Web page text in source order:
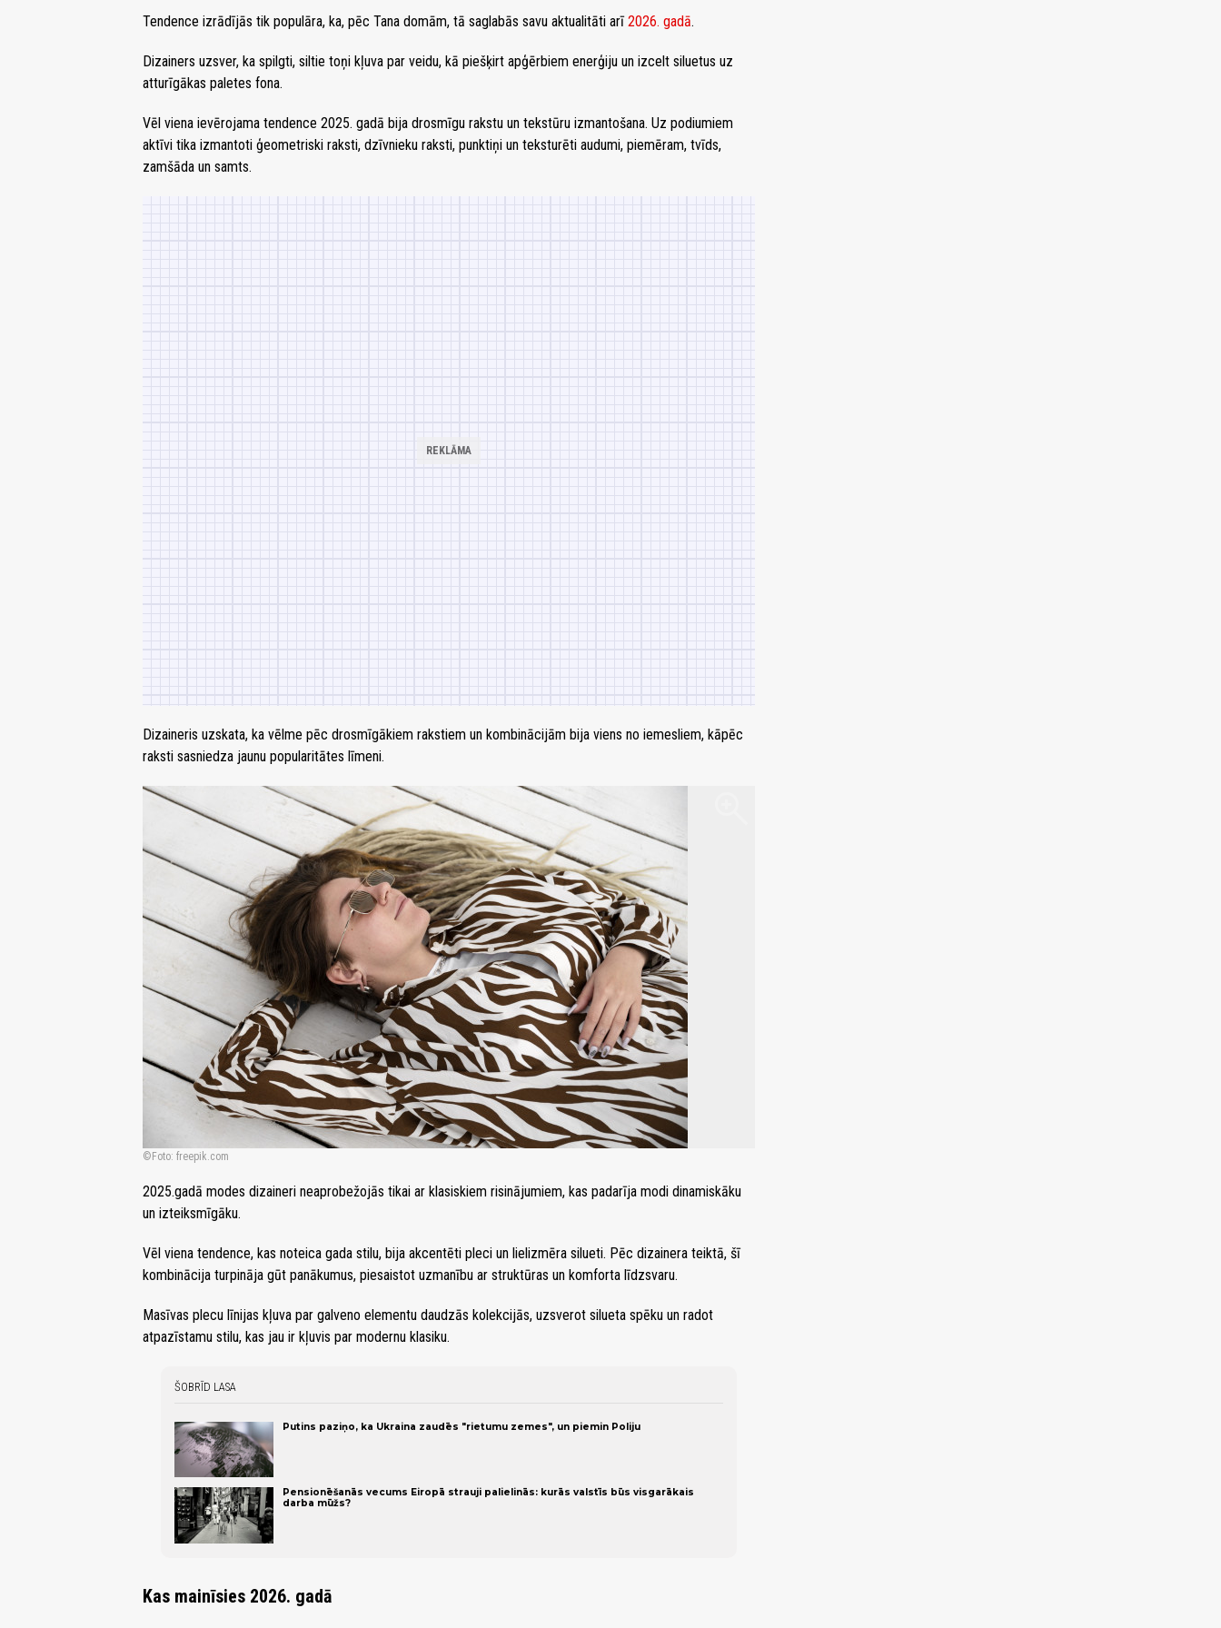
Tendence izrādījās tik populāra, ka, pēc Tana domām, tā saglabās savu aktualitāti arī2026. gadā.
Dizainers uzsver, ka spilgti, siltie toņi kļuva par veidu, kā piešķirt apģērbiem enerģiju un izcelt siluetus uz
atturīgākas paletes fona.
Vēl viena ievērojama tendence 2025. gadā bija drosmīgu rakstu un tekstūru izmantošana. Uz podiumiem
aktīvi tika izmantoti ģeometriski raksti, dzīvnieku raksti, punktiņi un teksturēti audumi, piemēram, tvīds,
zamšāda un samts.
Dizaineris uzskata, ka vēlme pēc drosmīgākiem rakstiem un kombinācijām bija viens no iemesliem, kāpēc
raksti sasniedza jaunu popularitātes līmeni.
Foto: freepik.com
2025.gadā modes dizaineri neaprobežojās tikai ar klasiskiem risinājumiem, kas padarīja modi dinamiskāku
un izteiksmīgāku.
Vēl viena tendence, kas noteica gada stilu, bija akcentēti pleci un lielizmēra silueti. Pēc dizainera teiktā, šī
kombinācija turpināja gūt panākumus, piesaistot uzmanību ar struktūras un komforta līdzsvaru.
Masīvas plecu līnijas kļuva par galveno elementu daudzās kolekcijās, uzsverot silueta spēku un radot
atpazīstamu stilu, kas jau ir kļuvis par modernu klasiku.
ŠOBRĪD LASA
Putins paziņo, ka Ukraina zaudēs "rietumu zemes", un piemin Poliju
Pensionēšanās vecums Eiropā strauji palielinās: kurās valstīs būs visgarākais
darba mūžs?
Kas mainīsies 2026. gadā